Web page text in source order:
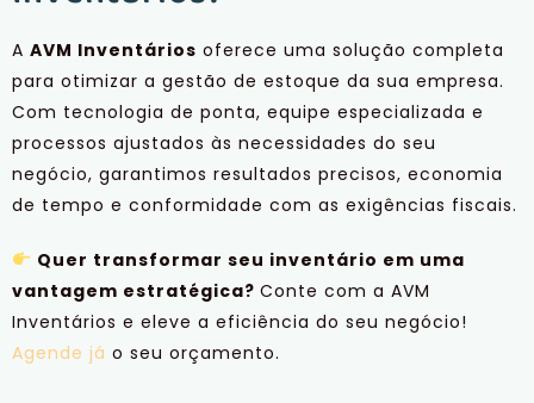
A AVM Inventários oferece uma solução completa
para otimizar a gestão de estoque da sua empresa.
Com tecnologia de ponta, equipe especializada e
processos ajustados às necessidades do seu
negócio, garantimos resultados precisos, economia
de tempo e conformidade com as exigências fiscais.
Quer transformar seu inventário em uma
vantagem estratégica? Conte com a AVM
Inventários e eleve a eficiência do seu negócio!
Agende já o seu orçamento.